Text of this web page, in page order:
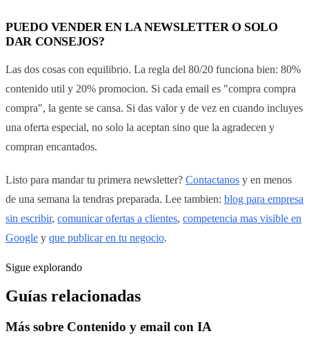
PUEDO VENDER EN LA NEWSLETTER O SOLO
DAR CONSEJOS?
Las dos cosas con equilibrio. La regla del 80/20 funciona bien: 80%
contenido util y 20% promocion. Si cada email es "compra compra
compra", la gente se cansa. Si das valor y de vez en cuando incluyes
una oferta especial, no solo la aceptan sino que la agradecen y
compran encantados.
Listo para mandar tu primera newsletter? Contactanos y en menos
de una semana la tendras preparada. Lee tambien: blog para empresa
sin escribir, comunicar ofertas a clientes, competencia mas visible en
Google y que publicar en tu negocio.
Sigue explorando
Guías relacionadas
Más sobre Contenido y email con IA